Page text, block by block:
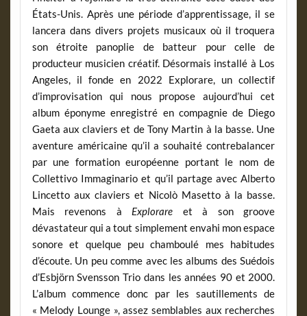
États-Unis. Après une période d’apprentissage, il se
lancera dans divers projets musicaux où il troquera
son étroite panoplie de batteur pour celle de
producteur musicien créatif. Désormais installé à Los
Angeles, il fonde en 2022 Explorare, un collectif
d’improvisation qui nous propose aujourd’hui cet
album éponyme enregistré en compagnie de Diego
Gaeta aux claviers et de Tony Martin à la basse. Une
aventure américaine qu’il a souhaité contrebalancer
par une formation européenne portant le nom de
Collettivo Immaginario et qu’il partage avec Alberto
Lincetto aux claviers et Nicolò Masetto à la basse.
Mais revenons à Explorare et à son groove
dévastateur qui a tout simplement envahi mon espace
sonore et quelque peu chamboulé mes habitudes
d’écoute. Un peu comme avec les albums des Suédois
d’Esbjörn Svensson Trio dans les années 90 et 2000.
L’album commence donc par les sautillements de
« Melody Lounge », assez semblables aux recherches